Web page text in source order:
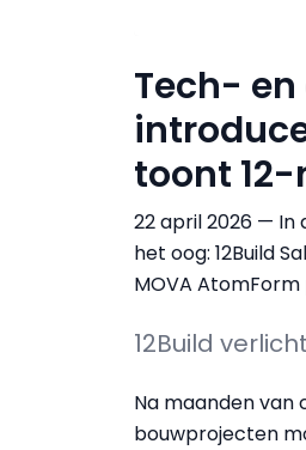
Tech-
toont
22 april 2026 — In
het oog: 12Build
MOVA
12Build
Na maanden van
bouwprojecten